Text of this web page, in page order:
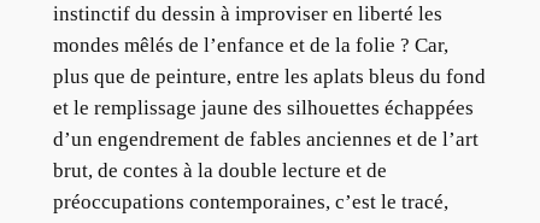
instinctif du dessin à improviser en liberté les
mondes mêlés de l’enfance et de la folie ? Car,
plus que de peinture, entre les aplats bleus du fond
et le remplissage jaune des silhouettes échappées
d’un engendrement de fables anciennes et de l’art
brut, de contes à la double lecture et de
préoccupations contemporaines, c’est le tracé,